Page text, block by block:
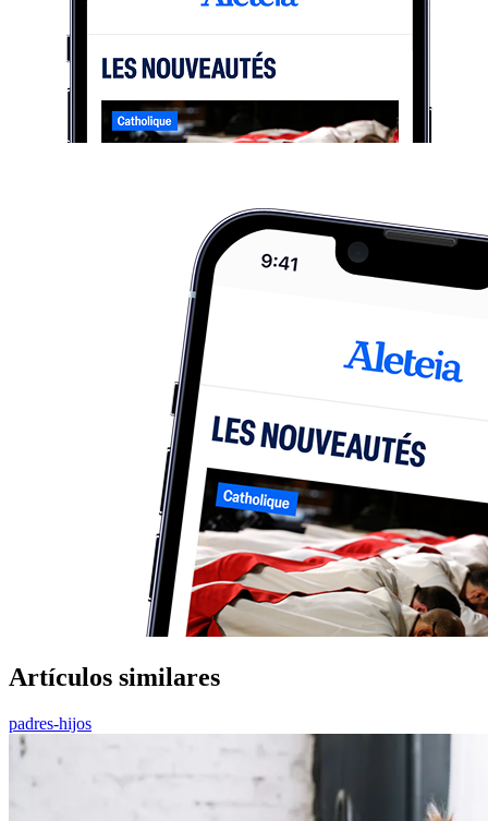
Artículos similares
padres-hijos